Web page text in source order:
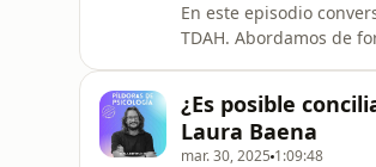
En este episodio
TDAH. Abordamos de
cómo afecta a su
¿Es posible
Laura Baena
mar. 30, 2025 1:09:48